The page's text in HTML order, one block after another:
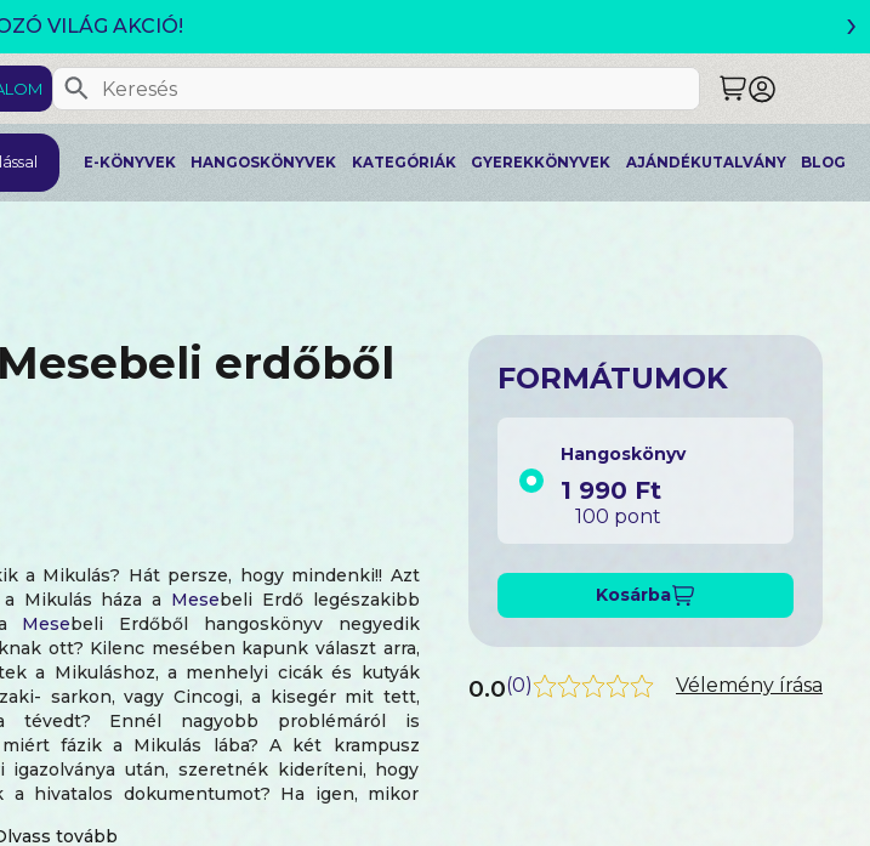
VILÁG AKCIÓ! ›
E-KÖNYVEK HANGOSKÖNYVEK KATEGÓRIÁK GYEREKKÖNYVEK AJÁNDÉKUTALVÁNY BLOG
erdőből
a Mikulás? Hát persze, hogy mindenki!! Azt
Mikulás háza a Mesebeli Erdő legészakibb
Mesebeli Erdőből hangoskönyv negyedik
ott? Kilenc mesében kapunk választ arra,
a Mikuláshoz, a menhelyi cicák és kutyák
sarkon, vagy Cincogi, a kisegér mit tett,
tévedt? Ennél nagyobb problémáról is
fázik a Mikulás lába? A két krampusz
után, szeretnék kideríteni, hogy
a hivatalos dokumentumot? Ha igen, mikor
FORMÁTUMOK
Hangoskönyv
1 990 Ft
100 pont
Kosárba
0.0(0) Vélemény írása